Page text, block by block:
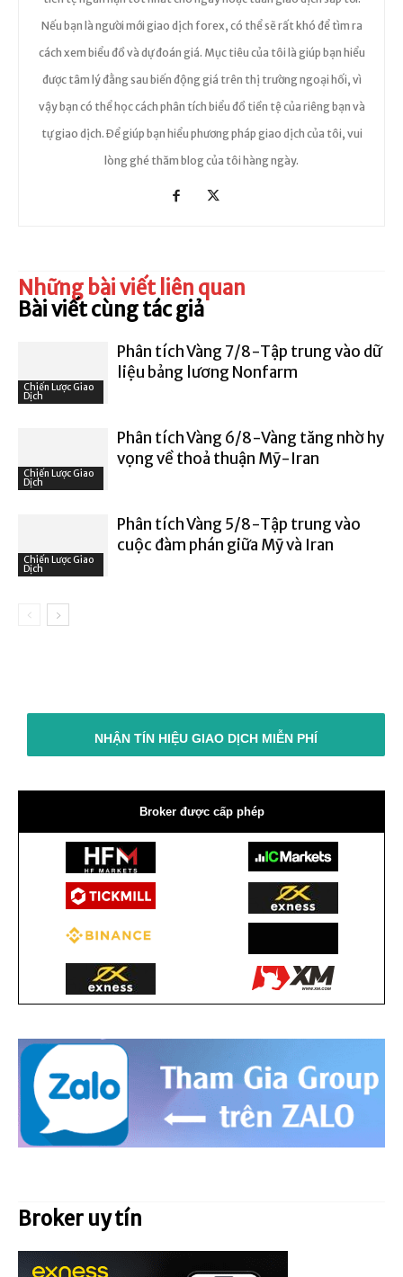
Nếu bạn là người mới giao dịch forex, có thể sẽ rất khó để tìm ra
cách xem biểu đồ và dự đoán giá. Mục tiêu của tôi là giúp bạn hiểu
được tâm lý đằng sau biến động giá trên thị trường ngoại hối, vì
vậy bạn có thể học cách phân tích biểu đồ tiền tệ của riêng bạn và
tự giao dịch. Để giúp bạn hiểu phương pháp giao dịch của tôi, vui
lòng ghé thăm blog của tôi hàng ngày.
Những bài viết liên quan
Bài viết cùng tác giả
Chiến Lược Giao
Dịch
Phân tích Vàng 7/8-Tập trung vào dữ
liệu bảng lương Nonfarm
Chiến Lược Giao
Dịch
Phân tích Vàng 6/8-Vàng tăng nhờ hy
vọng về thoả thuận Mỹ-Iran
Chiến Lược Giao
Dịch
Phân tích Vàng 5/8-Tập trung vào
cuộc đàm phán giữa Mỹ và Iran
NHẬN TÍN HIỆU GIAO DỊCH MIỄN PHÍ
Broker được cấp phép
Broker uy tín